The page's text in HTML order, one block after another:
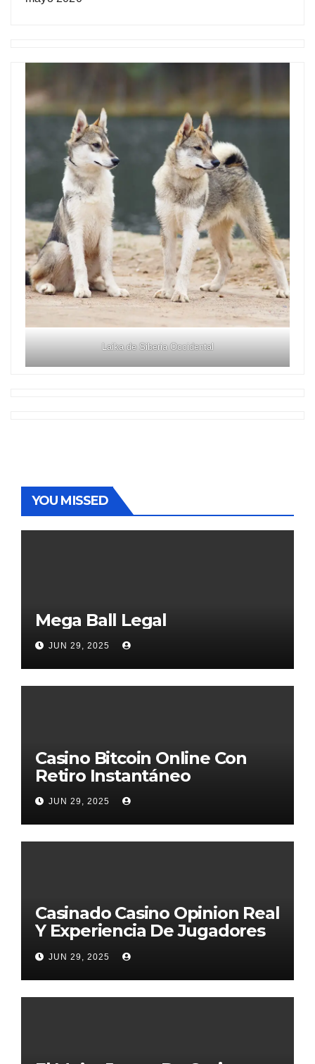
Laika de Siberia Occidental
YOU MISSED
Mega Ball Legal
JUN 29, 2025
Casino Bitcoin Online Con
Retiro Instantáneo
JUN 29, 2025
Casinado Casino Opinion Real
Y Experiencia De Jugadores
2026
JUN 29, 2025